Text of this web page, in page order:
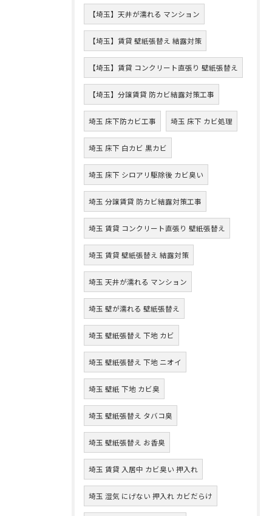
【埼玉】天井が濡れる マンション
【埼玉】賃貸 壁紙張替え 結露対策
【埼玉】賃貸 コンクリート直張り 壁紙張替え
【埼玉】分譲賃貸 防カビ結露対策工事
埼玉 床下防カビ工事 埼玉 床下 カビ処理
埼玉 床下 白カビ 黒カビ
埼玉 床下 シロアリ駆除後 カビ臭い
埼玉 分譲賃貸 防カビ結露対策工事
埼玉 賃貸 コンクリート直張り 壁紙張替え
埼玉 賃貸 壁紙張替え 結露対策
埼玉 天井が濡れる マンション
埼玉 壁が濡れる 壁紙張替え
埼玉 壁紙張替え 下地 カビ
埼玉 壁紙張替え 下地 ニオイ
埼玉 壁紙 下地 カビ臭
埼玉 壁紙張替え タバコ臭
埼玉 壁紙張替え お香臭
埼玉 賃貸 入居中 カビ臭い 押入れ
埼玉 湿気 にげない 押入れ カビだらけ